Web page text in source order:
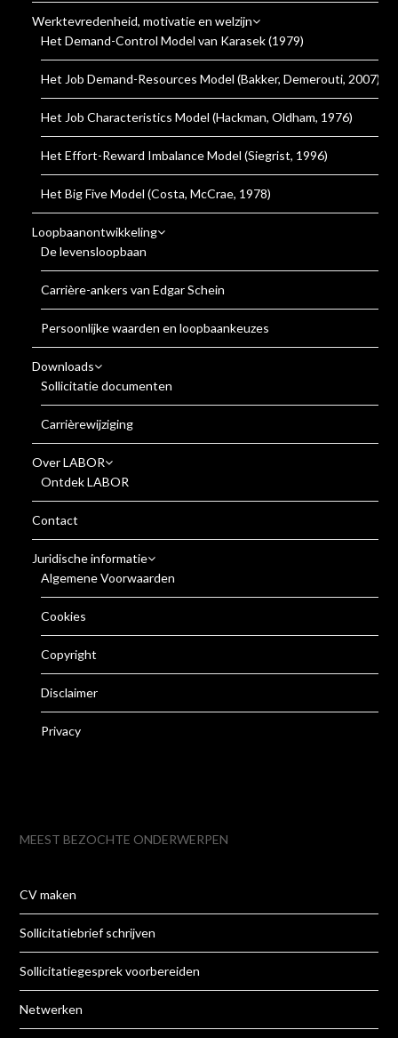
Werktevredenheid, motivatie en welzijn
Het Demand-Control Model van Karasek (1979)
Het Job Demand-Resources Model (Bakker, Demerouti, 2007)
Het Job Characteristics Model (Hackman, Oldham, 1976)
Het Effort-Reward Imbalance Model (Siegrist, 1996)
Het Big Five Model (Costa, McCrae, 1978)
Loopbaanontwikkeling
De levensloopbaan
Carrière-ankers van Edgar Schein
Persoonlijke waarden en loopbaankeuzes
Downloads
Sollicitatie documenten
Carrièrewijziging
Over LABOR
Ontdek LABOR
Contact
Juridische informatie
Algemene Voorwaarden
Cookies
Copyright
Disclaimer
Privacy
MEEST BEZOCHTE ONDERWERPEN
CV maken
Sollicitatiebrief schrijven
Sollicitatiegesprek voorbereiden
Netwerken